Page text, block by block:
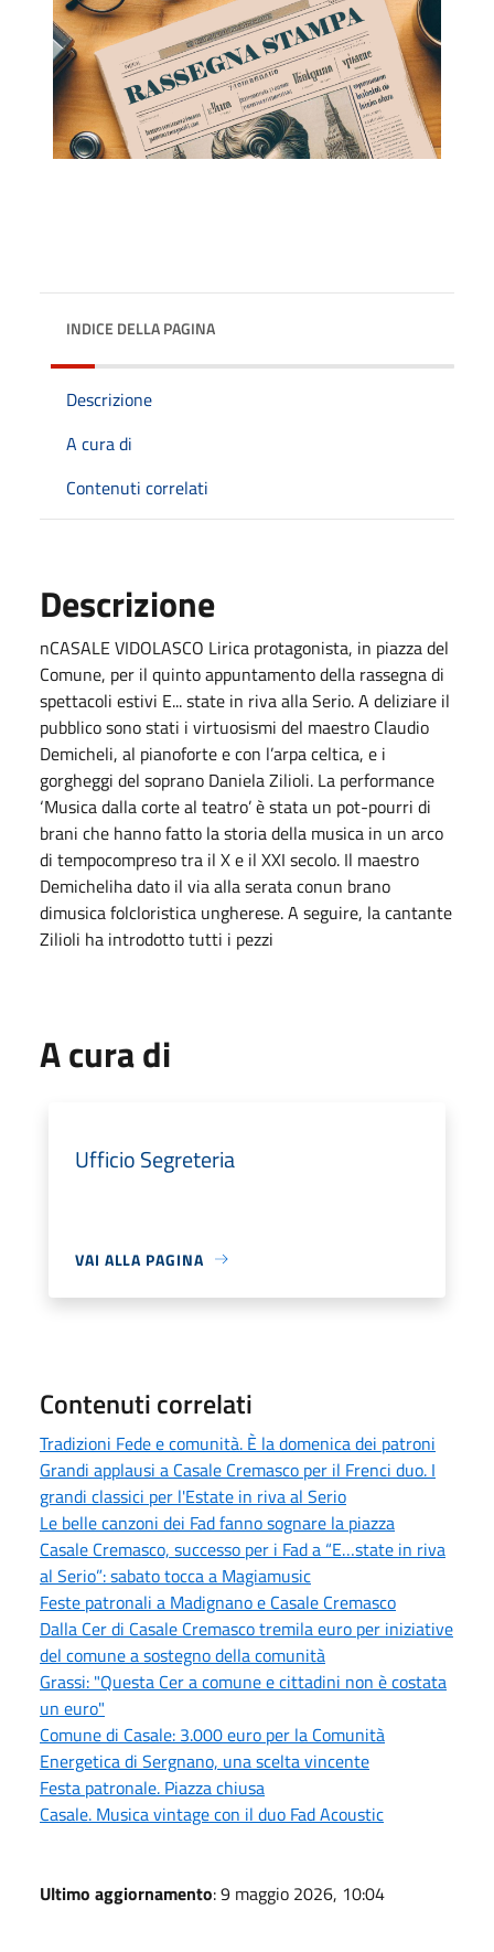
INDICE DELLA PAGINA
Descrizione
A cura di
Contenuti correlati
Descrizione
nCASALE VIDOLASCO Lirica protagonista, in piazza del
Comune, per il quinto appuntamento della rassegna di
spettacoli estivi E... state in riva alla Serio. A deliziare il
pubblico sono stati i virtuosismi del maestro Claudio
Demicheli, al pianoforte e con l’arpa celtica, e i
gorgheggi del soprano Daniela Zilioli. La performance
‘Musica dalla corte al teatro’ è stata un pot-pourri di
brani che hanno fatto la storia della musica in un arco
di tempocompreso tra il X e il XXI secolo. Il maestro
Demicheliha dato il via alla serata conun brano
dimusica folcloristica ungherese. A seguire, la cantante
Zilioli ha introdotto tutti i pezzi
A cura di
Ufficio Segreteria
VAI ALLA PAGINA
Contenuti correlati
Tradizioni Fede e comunità. È la domenica dei patroni
Grandi applausi a Casale Cremasco per il Frenci duo. I
grandi classici per l'Estate in riva al Serio
Le belle canzoni dei Fad fanno sognare la piazza
Casale Cremasco, successo per i Fad a “E…state in riva
al Serio”: sabato tocca a Magiamusic
Feste patronali a Madignano e Casale Cremasco
Dalla Cer di Casale Cremasco tremila euro per iniziative
del comune a sostegno della comunità
Grassi: "Questa Cer a comune e cittadini non è costata
un euro"
Comune di Casale: 3.000 euro per la Comunità
Energetica di Sergnano, una scelta vincente
Festa patronale. Piazza chiusa
Casale. Musica vintage con il duo Fad Acoustic
Ultimo aggiornamento: 9 maggio 2026, 10:04